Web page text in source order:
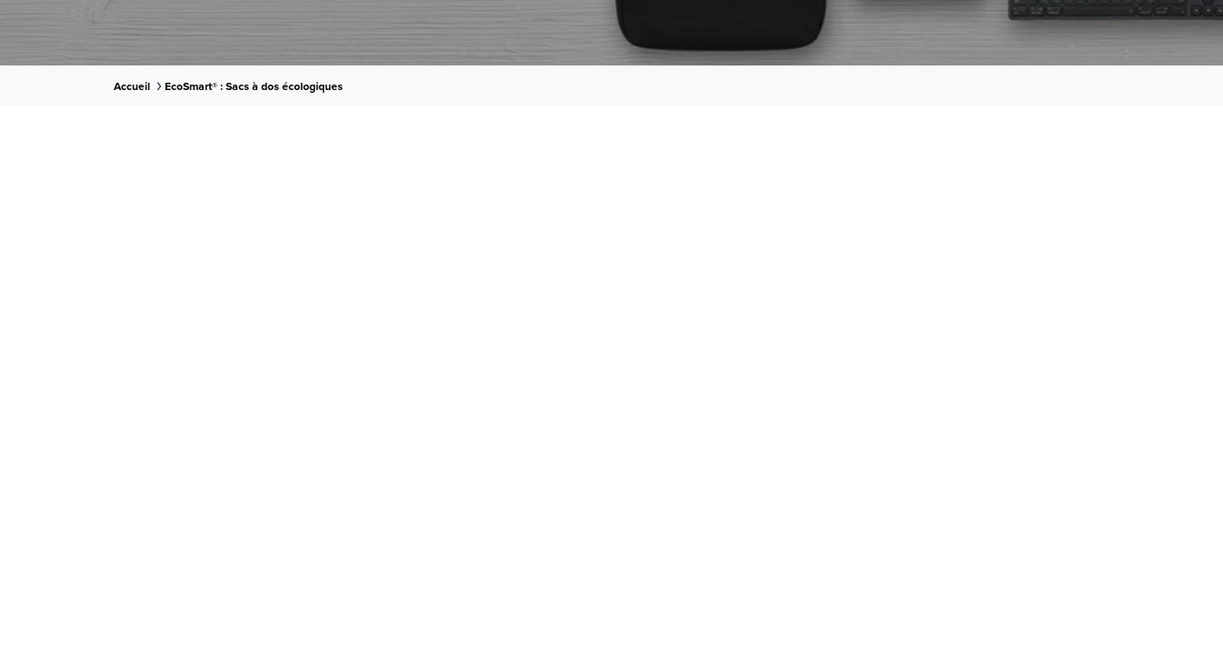
Accueil EcoSmart® : Sacs à dos écologiques